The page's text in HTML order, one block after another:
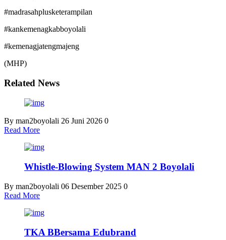
#madrasahplusketerampilan
#kankemenagkabboyolali
#kemenagjatengmajeng
(MHP)
Related News
By man2boyolali 26 Juni 2026 0
Read More
Whistle-Blowing System MAN 2 Boyolali
By man2boyolali 06 Desember 2025 0
Read More
TKA BBersama Edubrand